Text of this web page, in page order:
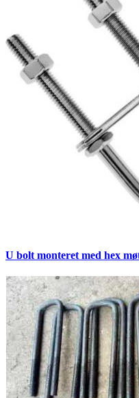
U bolt monteret med hex